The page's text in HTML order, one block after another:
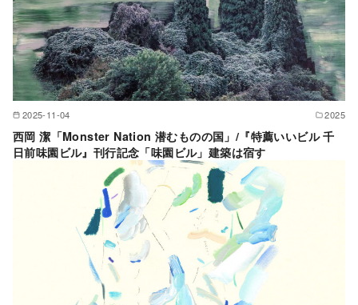
2025-11-04 2025
西岡 潔「Monster Nation 潜むものの国」/『特薦いいビル 千
日前味園ビル』刊行記念「味園ビル」建築は宿す